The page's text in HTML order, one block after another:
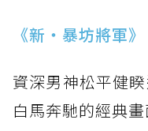
《新‧暴坊將軍》
資深男神松平健
白馬奔馳的經典